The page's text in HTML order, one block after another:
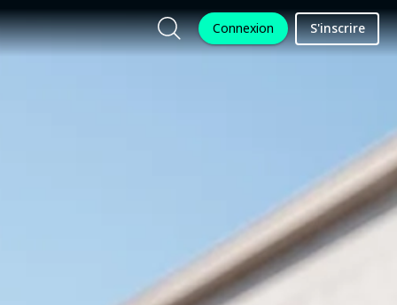
Connexion S'inscrire